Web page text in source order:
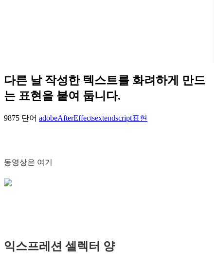
다른 날 작성한 텍스트를 화려하게 만드
는 표현을 붙여 둡니다.
9875 단어 adobeAfterEffectsextendscript표현
동영상은 여기
익스프레션 셀렉터 양